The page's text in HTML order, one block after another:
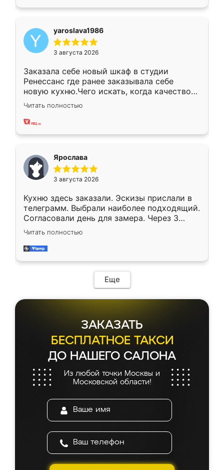
yaroslava1986
3 августа 2026
Заказала себе новый шкаф в студии
Ренессанс где ранее заказывала себе
новую кухню.Чего искать, когда качеством
вполне довольна. Служит кухня уже почти
два года, нареканий нет.
Читать полностью
Ярослава
3 августа 2026
Кухню здесь заказали. Эскизы прислали в
телеграмм. Выбрали наиболее подходящий.
Согласовали день для замера. Через 3
недели кухня была уже готова. Остались
довольны работой. Спасибо Ренессанс
мебель за качественную работу!
Читать полностью
Еще
ЗАКАЗАТЬ
БЕСПЛАТНОЕ ТАКСИ
ДО НАШЕГО САЛОНА
Из любой точки Москвы и
Московской области!